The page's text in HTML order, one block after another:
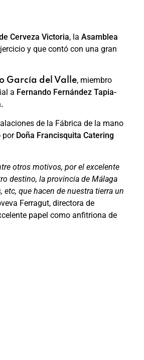
Cerveza Victoria, la Asamblea
y que contó con una gran
García del Valle, miembro
a Fernando Fernández Tapia-
de la Fábrica de la mano
por Doña Francisquita Catering
otros motivos, por el excelente
destino, la provincia de Málaga
que hacen de nuestra tierra un
Ferragut, directora de
papel como anfitriona de